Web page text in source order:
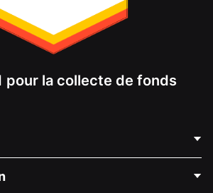
pour la collecte de fonds